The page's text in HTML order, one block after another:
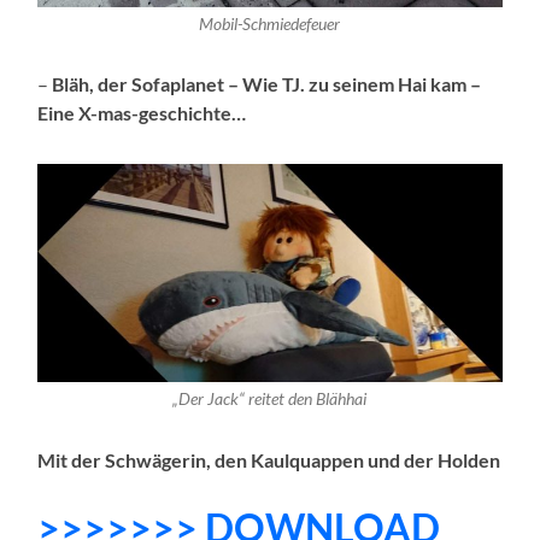
Mobil-Schmiedefeuer
– Bläh, der Sofaplanet – Wie TJ. zu seinem Hai kam –
Eine X-mas-geschichte…
„Der Jack“ reitet den Blähhai
Mit der Schwägerin, den Kaulquappen und der Holden
>>>>>>> DOWNLOAD